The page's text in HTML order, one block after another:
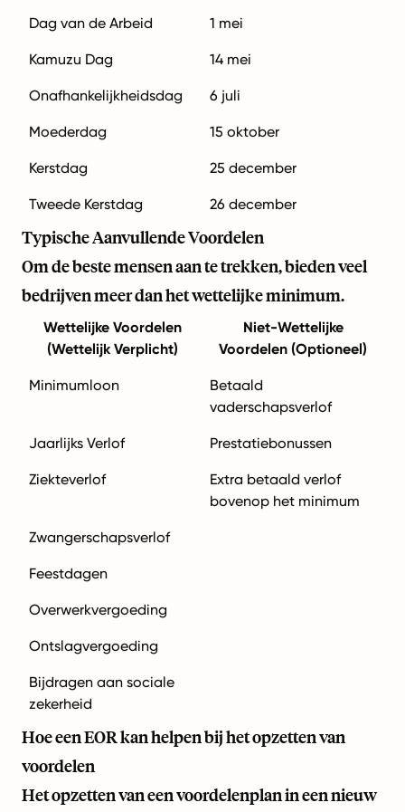
Dag van de Arbeid 1 mei
Kamuzu Dag 14 mei
Onafhankelijkheidsdag 6 juli
Moederdag 15 oktober
Kerstdag 25 december
Tweede Kerstdag 26 december
Typische Aanvullende Voordelen
Om de beste mensen aan te trekken, bieden veel
bedrijven meer dan het wettelijke minimum.
Wettelijke Voordelen
(Wettelijk Verplicht)
Niet-Wettelijke
Voordelen (Optioneel)
Minimumloon
Betaald
vaderschapsverlof
Jaarlijks Verlof Prestatiebonussen
Ziekteverlof
Extra betaald verlof
bovenop het minimum
Zwangerschapsverlof
Feestdagen
Overwerkvergoeding
Ontslagvergoeding
Bijdragen aan sociale
zekerheid
Hoe een EOR kan helpen bij het opzetten van
voordelen
Het opzetten van een voordelenplan in een nieuw